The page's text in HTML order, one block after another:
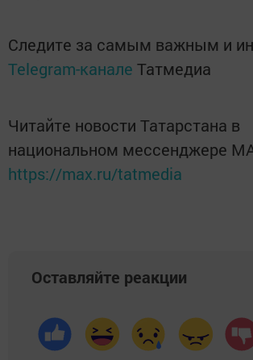
Следите за самым важным и
Telegram-канале Татмедиа
Читайте новости Татарстана в
национальном мессенджере
https://max.ru/tatmedia
Оставляйте реакции